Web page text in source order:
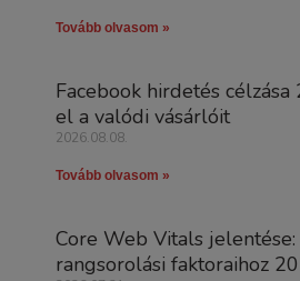
Tovább olvasom »
Facebook hirdetés
el a valódi vásárlóit
2026.08.08.
Tovább olvasom »
Core Web Vitals
rangsorolási faktoraihoz